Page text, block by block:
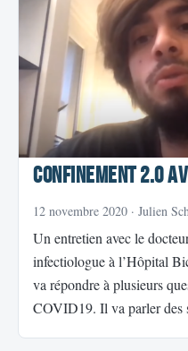
Confinement 2.0
12 novembre 2020 · Julien
Un entretien avec le
infectiologue à l’Hôpital
va répondre à plusieurs
COVID19. Il va parler